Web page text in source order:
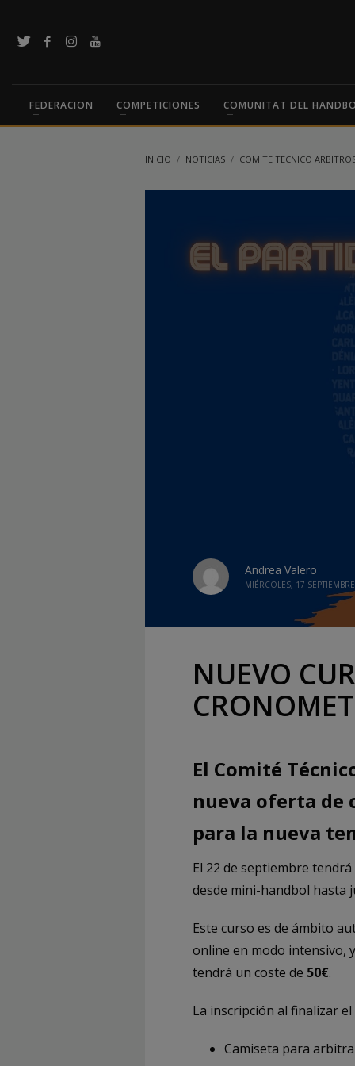
FEDERACION COMPETICIONES COMUNITAT DEL
INICIO NOTICIAS COMITE TECNICO
Andrea Valero
MIÉRCOLES, 17
NUEVO
El Comité
nueva oferta de
para la nueva
El 22 de septiembre
desde mini-handbol hasta
Este curso es de ámbito
online en modo intensivo,
tendrá un coste de 50€.
La inscripción al finalizar
Camiseta para